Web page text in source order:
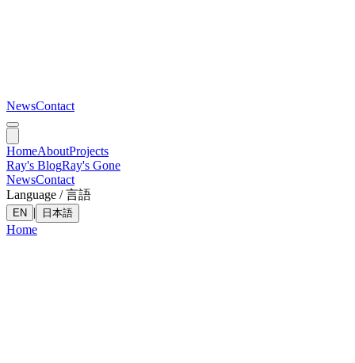
NewsContact
HomeAboutProjects
Ray's BlogRay's Gone
NewsContact
Language / 言語
EN | 日本語
Home